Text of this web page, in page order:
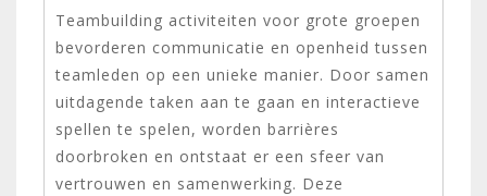
Teambuilding activiteiten voor grote groepen
bevorderen communicatie en openheid tussen
teamleden op een unieke manier. Door samen
uitdagende taken aan te gaan en interactieve
spellen te spelen, worden barrières
doorbroken en ontstaat er een sfeer van
vertrouwen en samenwerking. Deze